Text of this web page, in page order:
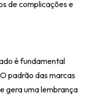
de complicações e
é fundamental
padrão das marcas
gera uma lembrança